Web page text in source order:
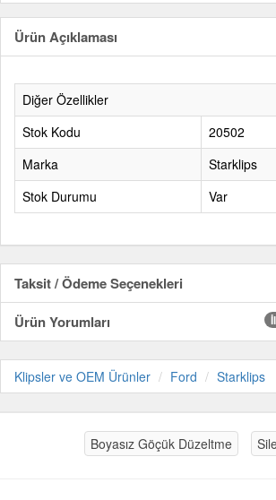
Ürün Açıklaması
Diğer Özellikler
Stok Kodu
20502
Marka
Starklips
Stok Durumu
Var
Taksit / Ödeme Seçenekleri
Ürün Yorumları
Klipsler ve OEM Ürünler Ford Starklips
Boyasız Göçük Düzeltme